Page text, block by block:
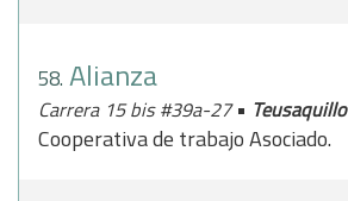
58. Alianza
Carrera 15 bis #39a-27• Teusaquillo
Cooperativa de trabajo Asociado.